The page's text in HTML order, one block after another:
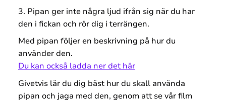
3. Pipan ger inte några ljud ifrån sig när du har
den i fickan och rör dig i terrängen.
Med pipan följer en beskrivning på hur du
använder den.
Du kan också ladda ner det här
Givetvis lär du dig bäst hur du skall använda
pipan och jaga med den, genom att se vår film